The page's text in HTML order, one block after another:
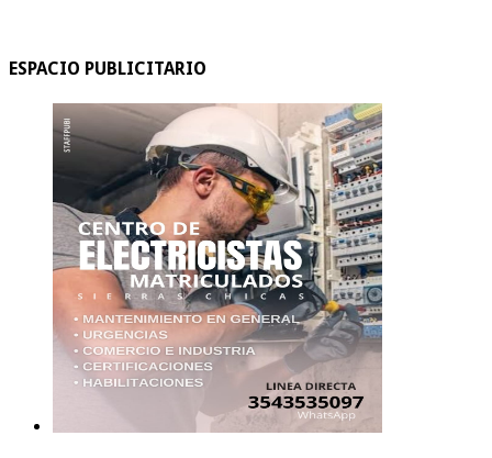
ESPACIO PUBLICITARIO